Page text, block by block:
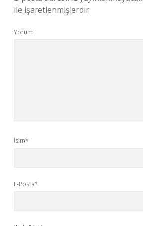
ile işaretlenmişlerdir
Yorum
İsim*
E-Posta*